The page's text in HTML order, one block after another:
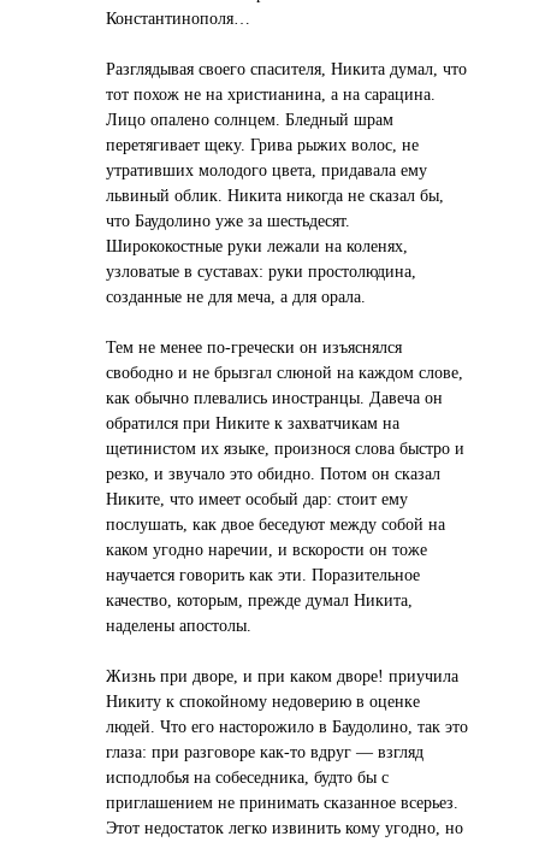
Константинополя…
Разглядывая своего спасителя, Никита думал, что
тот похож не на христианина, а на сарацина.
Лицо опалено солнцем. Бледный шрам
перетягивает щеку. Грива рыжих волос, не
утративших молодого цвета, придавала ему
львиный облик. Никита никогда не сказал бы,
что Баудолино уже за шестьдесят.
Ширококостные руки лежали на коленях,
узловатые в суставах: руки простолюдина,
созданные не для меча, а для орала.
Тем не менее по-гречески он изъяснялся
свободно и не брызгал слюной на каждом слове,
как обычно плевались иностранцы. Давеча он
обратился при Никите к захватчикам на
щетинистом их языке, произнося слова быстро и
резко, и звучало это обидно. Потом он сказал
Никите, что имеет особый дар: стоит ему
послушать, как двое беседуют между собой на
каком угодно наречии, и вскорости он тоже
научается говорить как эти. Поразительное
качество, которым, прежде думал Никита,
наделены апостолы.
Жизнь при дворе, и при каком дворе! приучила
Никиту к спокойному недоверию в оценке
людей. Что его насторожило в Баудолино, так это
глаза: при разговоре как-то вдруг — взгляд
исподлобья на собеседника, будто бы с
приглашением не принимать сказанное всерьез.
Этот недостаток легко извинить кому угодно, но